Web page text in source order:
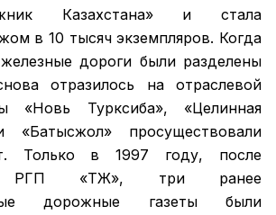
Казахстана» и стала
в 10 тысяч экземпляров. Когда
железные дороги были разделены
отразилось на отраслевой
«Новь Турксиба», «Целинная
«Батысжол» просуществовали
Только в 1997 году, после
РГП «ҚТЖ», три ранее
дорожные газеты были